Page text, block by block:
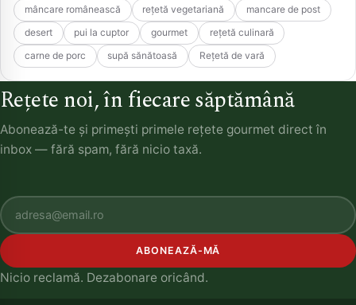
mâncare românească
rețetă vegetariană
mancare de post
desert
pui la cuptor gourmet
rețetă culinară
carne de porc
supă sănătoasă Rețetă de vară
Rețete noi, în fiecare săptămână
Abonează-te și primești primele rețete gourmet direct în
inbox — fără spam, fără nicio taxă.
ABONEAZĂ-MĂ
Nicio reclamă. Dezabonare oricând.